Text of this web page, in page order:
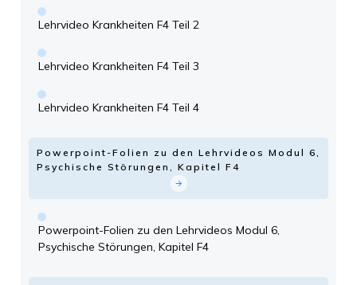
Lehrvideo Krankheiten F4 Teil 2
Lehrvideo Krankheiten F4 Teil 3
Lehrvideo Krankheiten F4 Teil 4
Powerpoint-Folien zu den Lehrvideos Modul 6,
Psychische Störungen, Kapitel F4
Powerpoint-Folien zu den Lehrvideos Modul 6,
Psychische Störungen, Kapitel F4